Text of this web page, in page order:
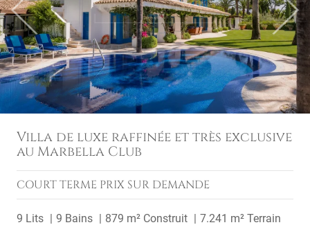
Previous Next
Villa de luxe raffinée et très exclusive
au Marbella Club
COURT TERME PRIX SUR DEMANDE
9 Lits 9 Bains 879 m² Construit 7.241 m² Terrain